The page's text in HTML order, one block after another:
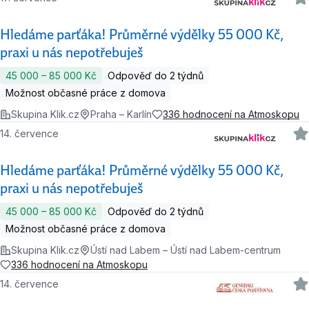
Hledáme parťáka! Průměrné výdělky 55 000 Kč,
praxi u nás nepotřebuješ
45 000 ‍–‍ 85 000 Kč
Odpověď do 2 týdnů
Možnost občasné práce z domova
Skupina Klik.cz
Praha – Karlín 336 hodnocení na Atmoskopu
Hledáme parťáka! Průměrné výdělky 55 000 Kč,
praxi u nás nepotřebuješ
14. července
45 000 ‍–‍ 85 000 Kč
Odpověď do 2 týdnů
Možnost občasné práce z domova
Skupina Klik.cz
Ústí nad Labem – Ústí nad Labem-centrum
336 hodnocení na Atmoskopu
14. července